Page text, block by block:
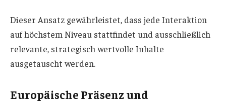
Dieser Ansatz gewährleistet, dass jede Interaktion
auf höchstem Niveau stattfindet und ausschließlich
relevante, strategisch wertvolle Inhalte
ausgetauscht werden.
Europäische Präsenz und